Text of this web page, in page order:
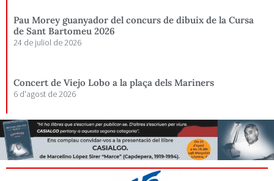
Pau Morey guanyador del concurs de dibuix de la Cursa
de Sant Bartomeu 2026
24 de juliol de 2026
Concert de Viejo Lobo a la plaça dels Mariners
6 d'agost de 2026